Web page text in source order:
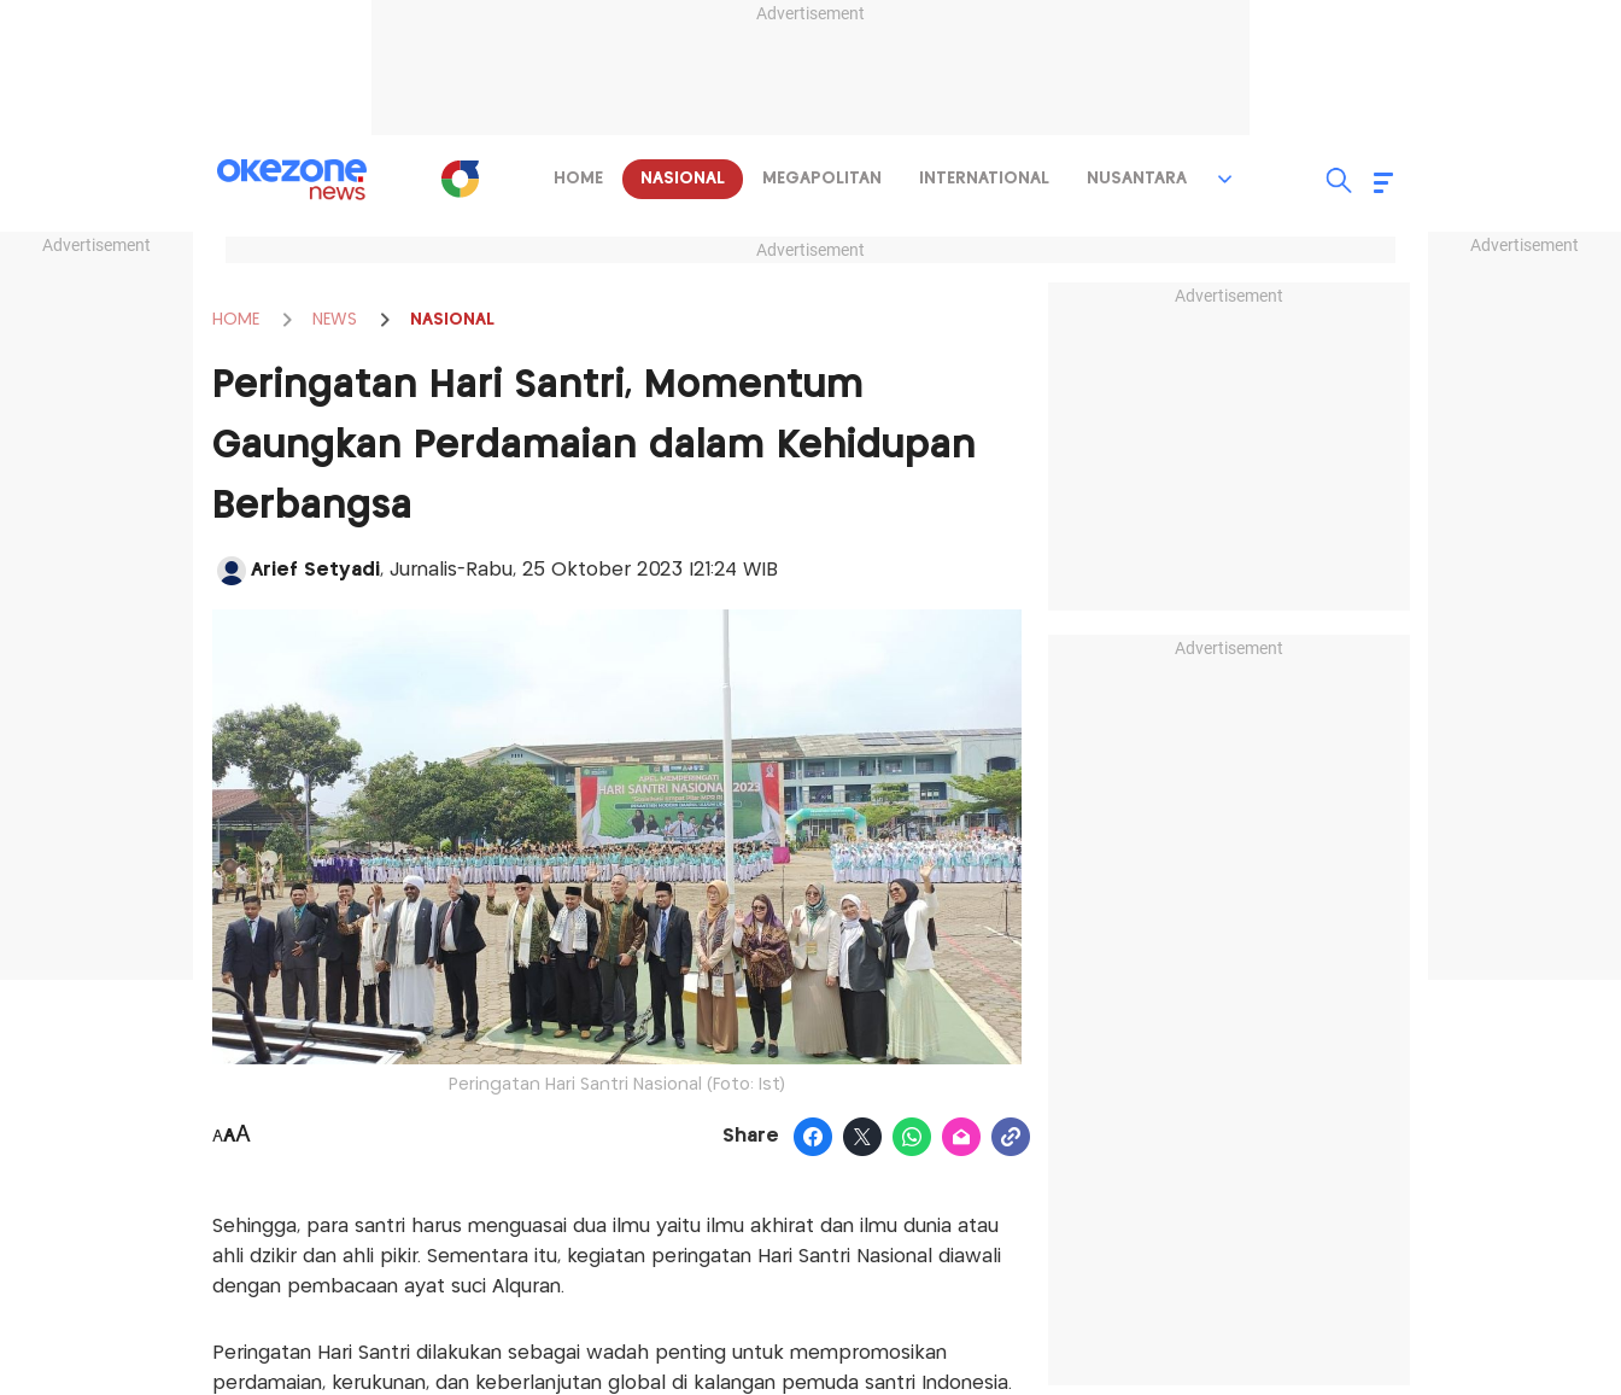
Advertisement
Advertisement Advertisement
HOME NASIONAL MEGAPOLITAN INTERNATIONAL NUSANTARA
Advertisement
HOME NEWS NASIONAL
Peringatan Hari Santri, Momentum
Gaungkan Perdamaian dalam Kehidupan
Berbangsa
Arief Setyadi, Jurnalis-Rabu, 25 Oktober 2023 |21:24 WIB
Peringatan Hari Santri Nasional (Foto: Ist)
AAA Share
Sehingga, para santri harus menguasai dua ilmu yaitu ilmu akhirat dan ilmu dunia atau
ahli dzikir dan ahli pikir. Sementara itu, kegiatan peringatan Hari Santri Nasional diawali
dengan pembacaan ayat suci Alquran.
Peringatan Hari Santri dilakukan sebagai wadah penting untuk mempromosikan
perdamaian, kerukunan, dan keberlanjutan global di kalangan pemuda santri Indonesia.
Advertisement
Advertisement